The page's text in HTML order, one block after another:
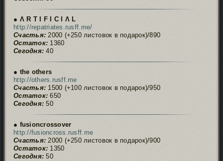
● Ʌ R T I F I C I Ʌ L
http://repatriates.rusff.me/
Счастья: 2000 (+250 листовок в подарок)/890
Остаток: 1360
Сегодня: 40
● the others
http://others.rusff.me
Счастья: 1500 (+100 листовок в подарок)/950
Остаток: 650
Сегодня: 50
● fusioncrossover
http://fusioncross.rusff.me
Счастья: 2000 (+250 листовок в подарок)/900
Остаток: 1350
Сегодня: 50